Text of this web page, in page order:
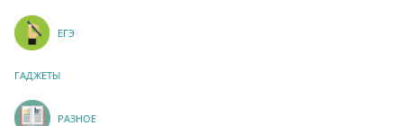
ЕГЭ
ГАДЖЕТЫ
РАЗНОЕ